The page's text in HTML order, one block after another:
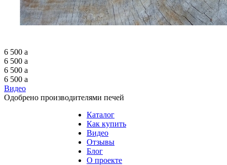
6 500 a
6 500 a
6 500 a
6 500 a
Видео
Одобрено производителями печей
Каталог
Как купить
Видео
Отзывы
Блог
О проекте